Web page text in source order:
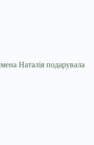
Наталія подарувала